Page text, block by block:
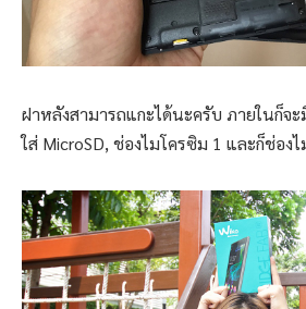
ฝาหลังสามารถแกะได้นะครับ ภายในก็จะ
ใส่ MicroSD, ช่องไมโครซิม 1 และก็ช่อง